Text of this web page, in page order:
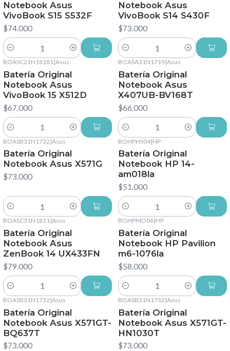
Notebook Asus
VivoBook S15 S532F
$74.000
Cantidad
Notebook Asus
VivoBook S14 S430F
$73.000
Cantidad
BOASC21N18181|Asus
Batería Original
Notebook Asus
VivoBook 15 X512D
$67.000
Cantidad
BOASA31N1719|Asus
Batería Original
Notebook Asus
X407UB-BV168T
$66.000
Cantidad
BOASB31N1732 |Asus
Batería Original
Notebook Asus X571G
$73.000
Cantidad
BOHPHS04|HP
Batería Original
Notebook HP 14-
am018la
$51.000
Cantidad
BOASC31N1811|Asus
Batería Original
Notebook Asus
ZenBook 14 UX433FN
$79.000
Cantidad
BOHPMO06|HP
Batería Original
Notebook HP Pavilion
m6-1076la
$58.000
Cantidad
BOASB31N1732 |Asus
Batería Original
Notebook Asus X571GT-
BQ637T
$73.000
BOASB31N1732 |Asus
Batería Original
Notebook Asus X571GT-
HN1030T
$73.000